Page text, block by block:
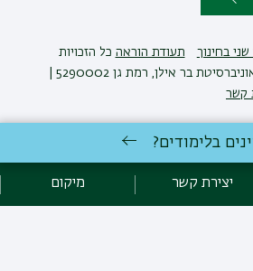
בחינוך תעודת הוראה כל הזכויות
קשר
בר-אילן
בלימודים?
יצירת קשר מיקום